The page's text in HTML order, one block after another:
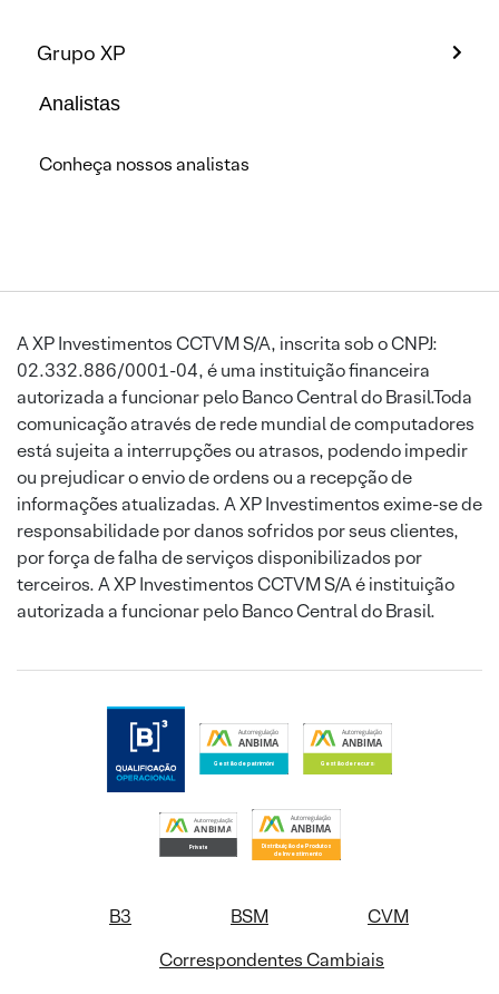
Grupo XP
Analistas
Conheça nossos analistas
A XP Investimentos CCTVM S/A, inscrita sob o CNPJ:
02.332.886/0001-04, é uma instituição financeira
autorizada a funcionar pelo Banco Central do Brasil.Toda
comunicação através de rede mundial de computadores
está sujeita a interrupções ou atrasos, podendo impedir
ou prejudicar o envio de ordens ou a recepção de
informações atualizadas. A XP Investimentos exime-se de
responsabilidade por danos sofridos por seus clientes,
por força de falha de serviços disponibilizados por
terceiros. A XP Investimentos CCTVM S/A é instituição
autorizada a funcionar pelo Banco Central do Brasil.
B3 BSM
CVM
Correspondentes Cambiais